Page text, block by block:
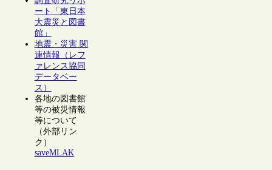
ート「東日本
大震災と図書
館」
地震・災害 関
連情報（レフ
ァレンス協同
データベー
ス）
各地の図書館
等の被災情報
等について
（外部リン
ク）
saveMLAK